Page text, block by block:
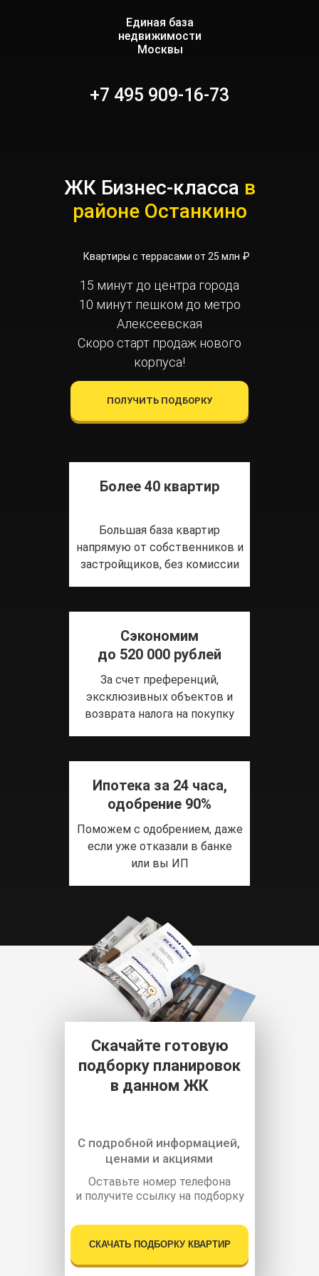
Единая база
недвижимости
Москвы
+7 495 909-16-73
ЖК Бизнес-класса в
районе Останкино
15 минут до центра города
10 минут пешком до метро
Алексеевская
Скоро старт продаж нового
корпуса!
ПОЛУЧИТЬ ПОДБОРКУ
Более 40 квартир
Большая база квартир
напрямую от собственников и
застройщиков, без комиссии
Сэкономим
до 520 000 рублей
За счет преференций,
эксклюзивных объектов и
возврата налога на покупку
Ипотека за 24 часа,
одобрение 90%
Поможем с одобрением, даже
если уже отказали в банке
или вы ИП
Скачайте готовую
подборку планировок
в данном ЖК
С подробной информацией,
ценами и акциями
Оставьте номер телефона
и получите ссылку на подборку
СКАЧАТЬ ПОДБОРКУ КВАРТИР
Квартиры с террасами от 25 млн ₽